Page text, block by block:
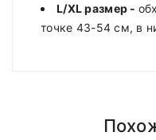
L/XL размер -
точке 43-54 см, в